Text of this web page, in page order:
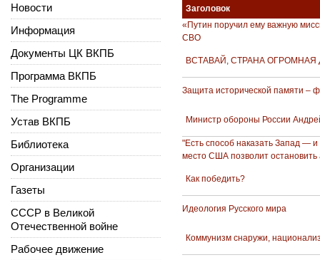
Заголовок
«Путин поручил ему важную
СВО
ВСТАВАЙ, СТРАНА ОГРОМНАЯ
Защита исторической памяти –
Министр обороны России
"Есть способ наказать Запад —
место США позволит остановить
Как победить?
Идеология Русского мира
Коммунизм снаружи,
Новости
Информация
Документы ЦК ВКПБ
Программа ВКПБ
The Programme
Устав ВКПБ
Библиотека
Организации
Газеты
СССР в Великой
Отечественной войне
Рабочее движение